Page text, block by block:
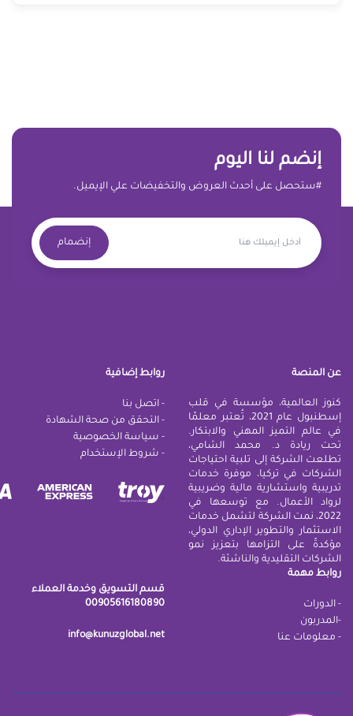
إنضم لنا اليوم
#ستحصل على أحدث العروض والتخفيضات علي الإيميل.
إنضمام
عن المنصة
كنوز العالمية، مؤسسة في قلب
إسطنبول عام 2021، تُعتبر معلمًا
في عالم التميز المهني والابتكار.
تحت ريادة د. محمد الشامي،
تطلعت الشركة إلى تلبية احتياجات
الشركات في تركيا، موفرة خدمات
تدريبية واستشارية مالية وضريبية
لرواد الأعمال. مع توسعها في
2022، نمت الشركة لتشمل خدمات
الاستثمار والتطوير الإداري الدولي،
مؤكدةً على التزامها بتعزيز نمو
الشركات التقليدية والناشئة.
روابط إضافية
- اتصل بنا
- التحقق من صحة الشهادة
- سياسة الخصوصية
- شروط الإستخدام
روابط مهمة
- الدورات
-المدربون
- معلومات عنا
قسم التسويق وخدمة العملاء
00905616180890
info@kunuzglobal.net